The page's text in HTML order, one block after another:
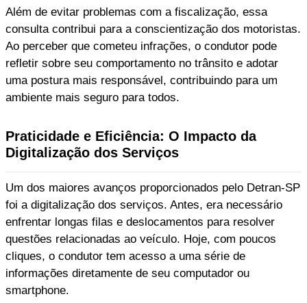
Além de evitar problemas com a fiscalização, essa
consulta contribui para a conscientização dos motoristas.
Ao perceber que cometeu infrações, o condutor pode
refletir sobre seu comportamento no trânsito e adotar
uma postura mais responsável, contribuindo para um
ambiente mais seguro para todos.
Praticidade e Eficiência: O Impacto da
Digitalização dos Serviços
Um dos maiores avanços proporcionados pelo Detran-SP
foi a digitalização dos serviços. Antes, era necessário
enfrentar longas filas e deslocamentos para resolver
questões relacionadas ao veículo. Hoje, com poucos
cliques, o condutor tem acesso a uma série de
informações diretamente de seu computador ou
smartphone.